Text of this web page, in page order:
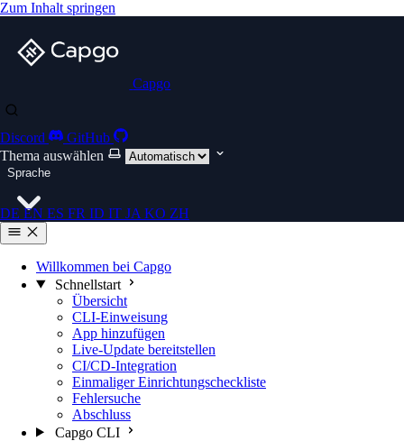
Zum Inhalt springen
Capgo
Discord
GitHub
Thema auswählen
Sprache
DE EN ES FR ID IT JA KO ZH
Willkommen bei Capgo
Schnellstart
Übersicht
CLI-Einweisung
App hinzufügen
Live-Update bereitstellen
CI/CD-Integration
Einmaliger Einrichtungscheckliste
Fehlersuche
Abschluss
Capgo CLI